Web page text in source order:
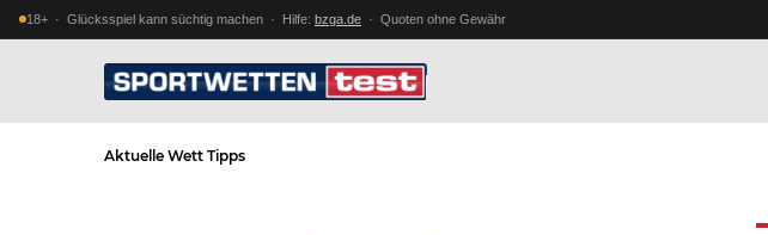
18+ · Glücksspiel kann süchtig machen · Hilfe: bzga.de · Quoten ohne Gewähr
Aktuelle Wett Tipps